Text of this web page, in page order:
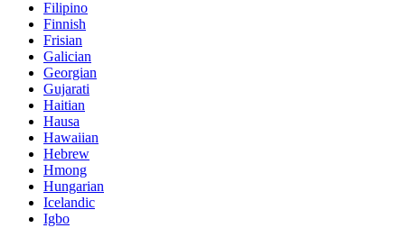
Filipino
Finnish
Frisian
Galician
Georgian
Gujarati
Haitian
Hausa
Hawaiian
Hebrew
Hmong
Hungarian
Icelandic
Igbo